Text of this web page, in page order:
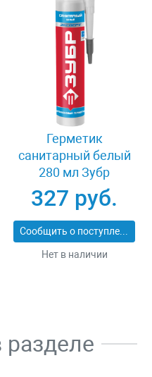
Герметик
санитарный белый
280 мл Зубр
ЭКСПЕРТ 41235-0
327 руб.
Сообщить о поступлении
Нет в наличии